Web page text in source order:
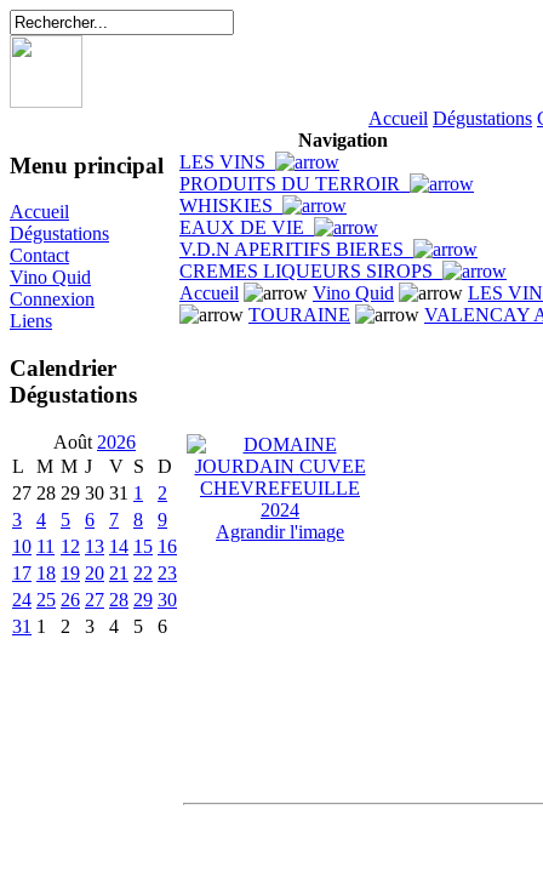
Accueil Dégustations
Menu principal
Accueil
Dégustations
Contact
Vino Quid
Connexion
Liens
Calendrier
Dégustations
Août 2026
L
M M J V S
D
27 28 29 30 31 1
2
3
4 5 6 7 8
9
10 11 12 13 14 15 16
17 18 19 20 21 22 23
24 25 26 27 28 29 30
31 1 2 3 4 5 6
Navigation
LES VINS
PRODUITS DU TERROIR
WHISKIES
EAUX DE VIE
V.D.N APERITIFS BIERES
CREMES LIQUEURS SIROPS
Accueil
Vino Quid
LES
TOURAINE
VALENCAY
Agrandir l'image